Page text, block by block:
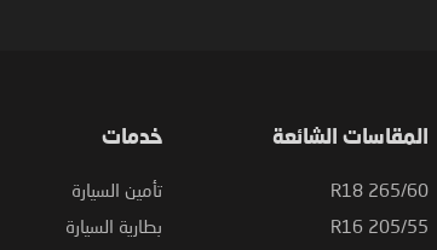
المقاسات الشائعة
265/60 R18
205/55 R16
خدمات
تأمين السيارة
بطارية السيارة